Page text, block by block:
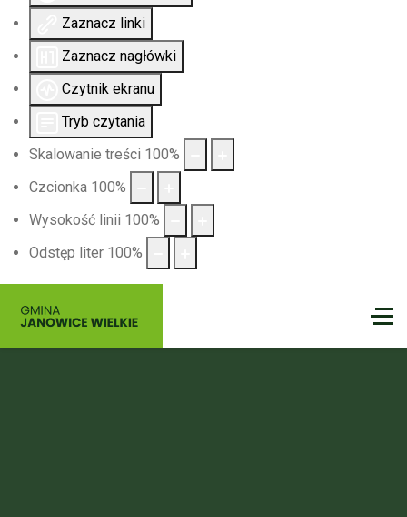
Zaznacz linki
Zaznacz nagłówki
Czytnik ekranu
Tryb czytania
Skalowanie treści 100%
Czcionka 100%
Wysokość linii 100%
Odstęp liter 100%